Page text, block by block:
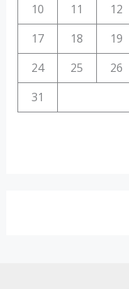
10
11 12
17
18 19
24
25 26
31